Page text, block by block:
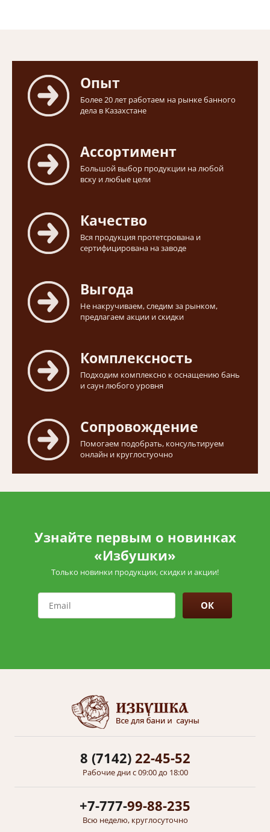
Опыт
Более 20 лет работаем на рынке банного
дела в Казахстане
Ассортимент
Большой выбор продукции на любой
вску и любые цели
Качество
Вся продукция протетсрована и
сертифицирована на заводе
Выгода
Не накручиваем, следим за рынком,
предлагаем акции и скидки
Комплексность
Подходим комплексно к оснащению бань
и саун любого уровня
Сопровождение
Помогаем подобрать, консультируем
онлайн и круглостуочно
Узнайте первым о новинках
«Избушки»
Только новинки продукции, скидки и акции!
ОК
8 (7142)22-45-52
Рабочие дни с 09:00 до 18:00
+7-777-99-88-235
Всю неделю, круглосуточно